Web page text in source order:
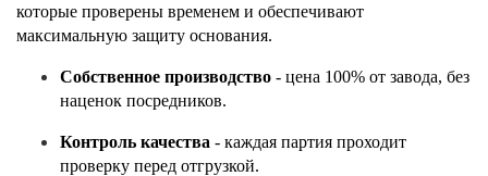
которые проверены временем и обеспечивают
максимальную защиту основания.
Собственное производство - цена 100% от завода, без
наценок посредников.
Контроль качества - каждая партия проходит
проверку перед отгрузкой.